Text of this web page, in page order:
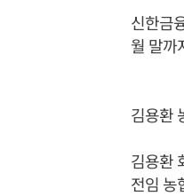
신한금
월 말까
김용환
김용환
전임 농